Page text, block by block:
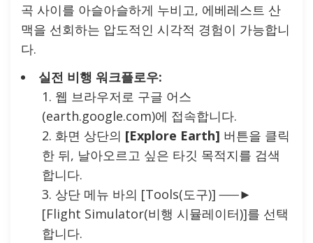
곡 사이를 아슬아슬하게 누비고, 에베레스트 산
맥을 선회하는 압도적인 시각적 경험이 가능합니
다.
실전 비행 워크플로우:
웹 브라우저로 구글 어스
(earth.google.com)에 접속합니다.
화면 상단의 [Explore Earth] 버튼을 클릭
한 뒤, 날아오르고 싶은 타깃 목적지를 검색
합니다.
상단 메뉴 바의 [Tools(도구)] ──►
[Flight Simulator(비행 시뮬레이터)]를 선택
합니다.